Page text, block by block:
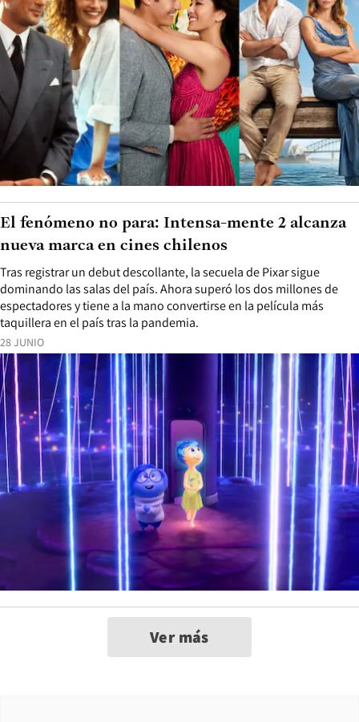
28 JUNIO
Tras registrar un debut descollante, la secuela de Pixar sigue
dominando las salas del país. Ahora superó los dos millones de
espectadores y tiene a la mano convertirse en la película más
taquillera en el país tras la pandemia.
El fenómeno no para: Intensa-mente 2 alcanza
nueva marca en cines chilenos
Ver más